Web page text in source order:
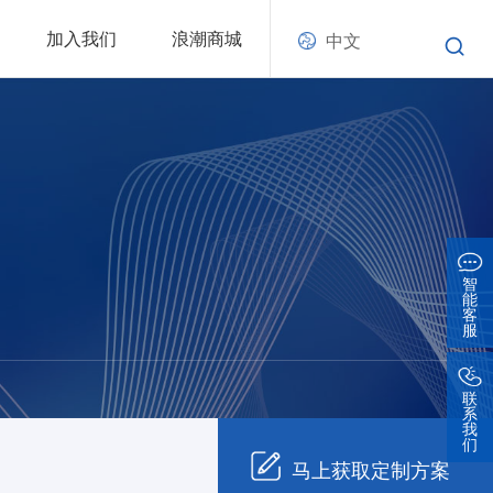
加入我们 浪潮商城 中文
马上获取定制方案
智
能
客
服
联
系
我
们